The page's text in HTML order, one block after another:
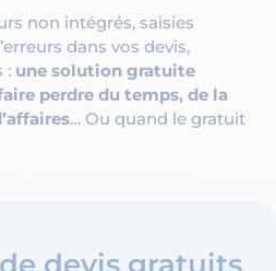
non intégrés, saisies
dans vos devis,
: une solution gratuite
perdre du temps, de la
… Ou quand le gratuit